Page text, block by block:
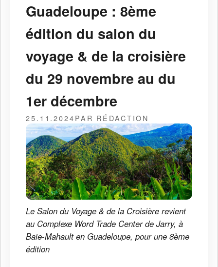
Guadeloupe : 8ème
édition du salon du
voyage & de la croisière
du 29 novembre au du
1er décembre
25.11.2024PAR RÉDACTION
Le Salon du Voyage & de la Croisière revient
au Complexe Word Trade Center de Jarry, à
Baie-Mahault en Guadeloupe, pour une 8ème
édition